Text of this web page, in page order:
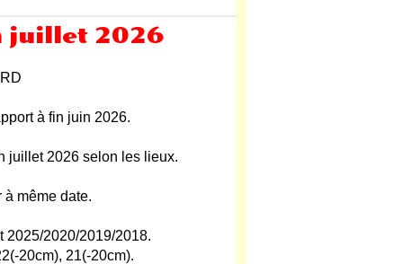
juillet 2026
à fin juin 2026.
juillet 2026 selon les lieux.
même date.
2025/2020/2019/2018.
20cm), 21(-20cm).